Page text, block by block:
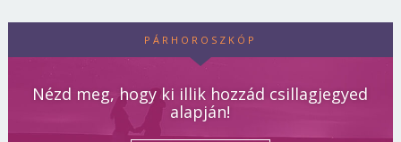
PÁRHOROSZKÓP
Nézd meg, hogy ki illik hozzád csillagjegyed
alapján!